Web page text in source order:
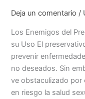
Deja un comentario /
Los Enemigos del
su Uso El
prevenir
no deseados. Sin
ve obstaculizado por
en riesgo la salud